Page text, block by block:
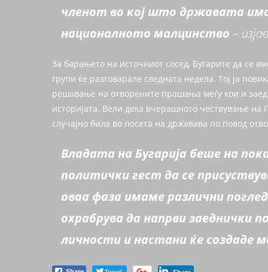
членот во кој што државата
националното малцинство –
За барањето на источниот сосед, Бугарите да се
групи ќе разговарале следната недела. Toj ја
решавање на отворените прашања меѓу кои и
историјата. Вели дека вчерашното чествување на
случајно била во посета на државава по повод
Владата на Бугарија беше на
политички гест да се
оваа фаза имаме различни
охрабрува да напрви заеднички
личности и настани ќе создаде